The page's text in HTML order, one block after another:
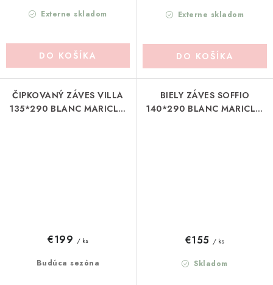
Externe skladom
DO KOŠÍKA
Externe skladom
DO KOŠÍKA
ČIPKOVANÝ ZÁVES VILLA
135*290 BLANC MARICLO
Budúca sezóna
€199 / ks
BIELY ZÁVES SOFFIO
140*290 BLANC MARICLO
Skladom
€155 / ks